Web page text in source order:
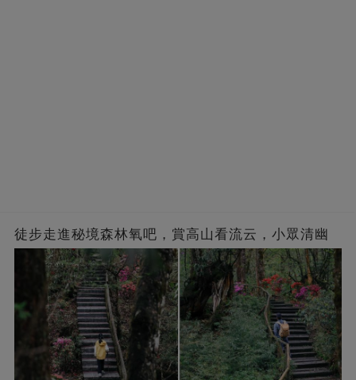
徒步走進秘境森林氧吧，賞高山看流云，小眾清幽